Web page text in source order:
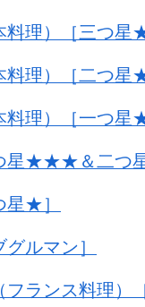
料理）［三つ星★
料理）［二つ星★
料理）［一つ星★
星★★★＆二つ
星★］
ルマン］
フランス料理